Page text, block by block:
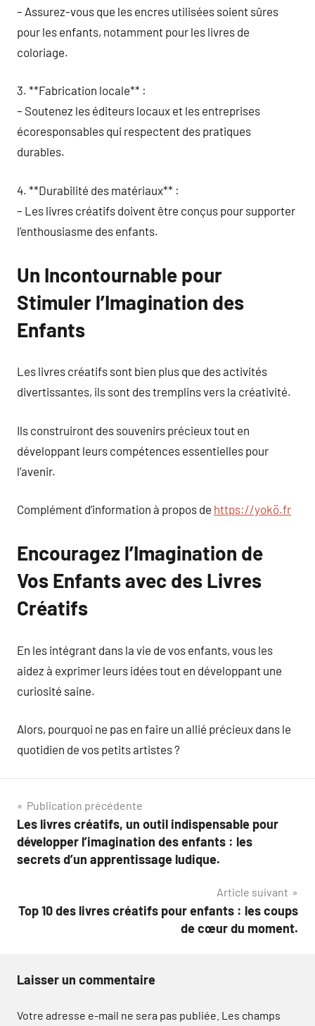
– Assurez-vous que les encres utilisées soient sûres
pour les enfants, notamment pour les livres de
coloriage.
3. **Fabrication locale** :
– Soutenez les éditeurs locaux et les entreprises
écoresponsables qui respectent des pratiques
durables.
4. **Durabilité des matériaux** :
– Les livres créatifs doivent être conçus pour supporter
l’enthousiasme des enfants.
Un Incontournable pour
Stimuler l’Imagination des
Enfants
Les livres créatifs sont bien plus que des activités
divertissantes, ils sont des tremplins vers la créativité.
Ils construiront des souvenirs précieux tout en
développant leurs compétences essentielles pour
l’avenir.
Complément d’information à propos de https://yokö.fr
Encouragez l’Imagination de
Vos Enfants avec des Livres
Créatifs
En les intégrant dans la vie de vos enfants, vous les
aidez à exprimer leurs idées tout en développant une
curiosité saine.
Alors, pourquoi ne pas en faire un allié précieux dans le
quotidien de vos petits artistes ?
Navigation
de
l’article
Publication précédente
Les livres créatifs, un outil indispensable pour
développer l’imagination des enfants : les
secrets d’un apprentissage ludique.
Article suivant
Top 10 des livres créatifs pour enfants : les coups
de cœur du moment.
Laisser un commentaire
Votre adresse e-mail ne sera pas publiée. Les champs